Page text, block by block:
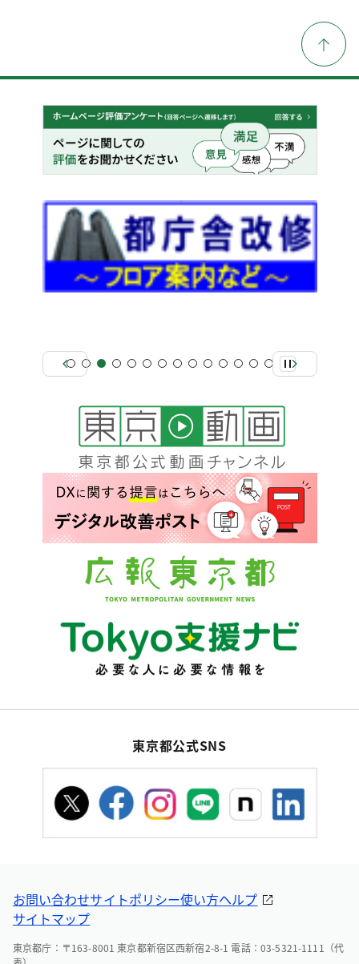
東京都公式SNS
お問い合わせサイトポリシー使い方ヘルプ
サイトマップ
東京都庁：〒163-8001 東京都新宿区西新宿2-8-1 電話：03-5321-1111（代